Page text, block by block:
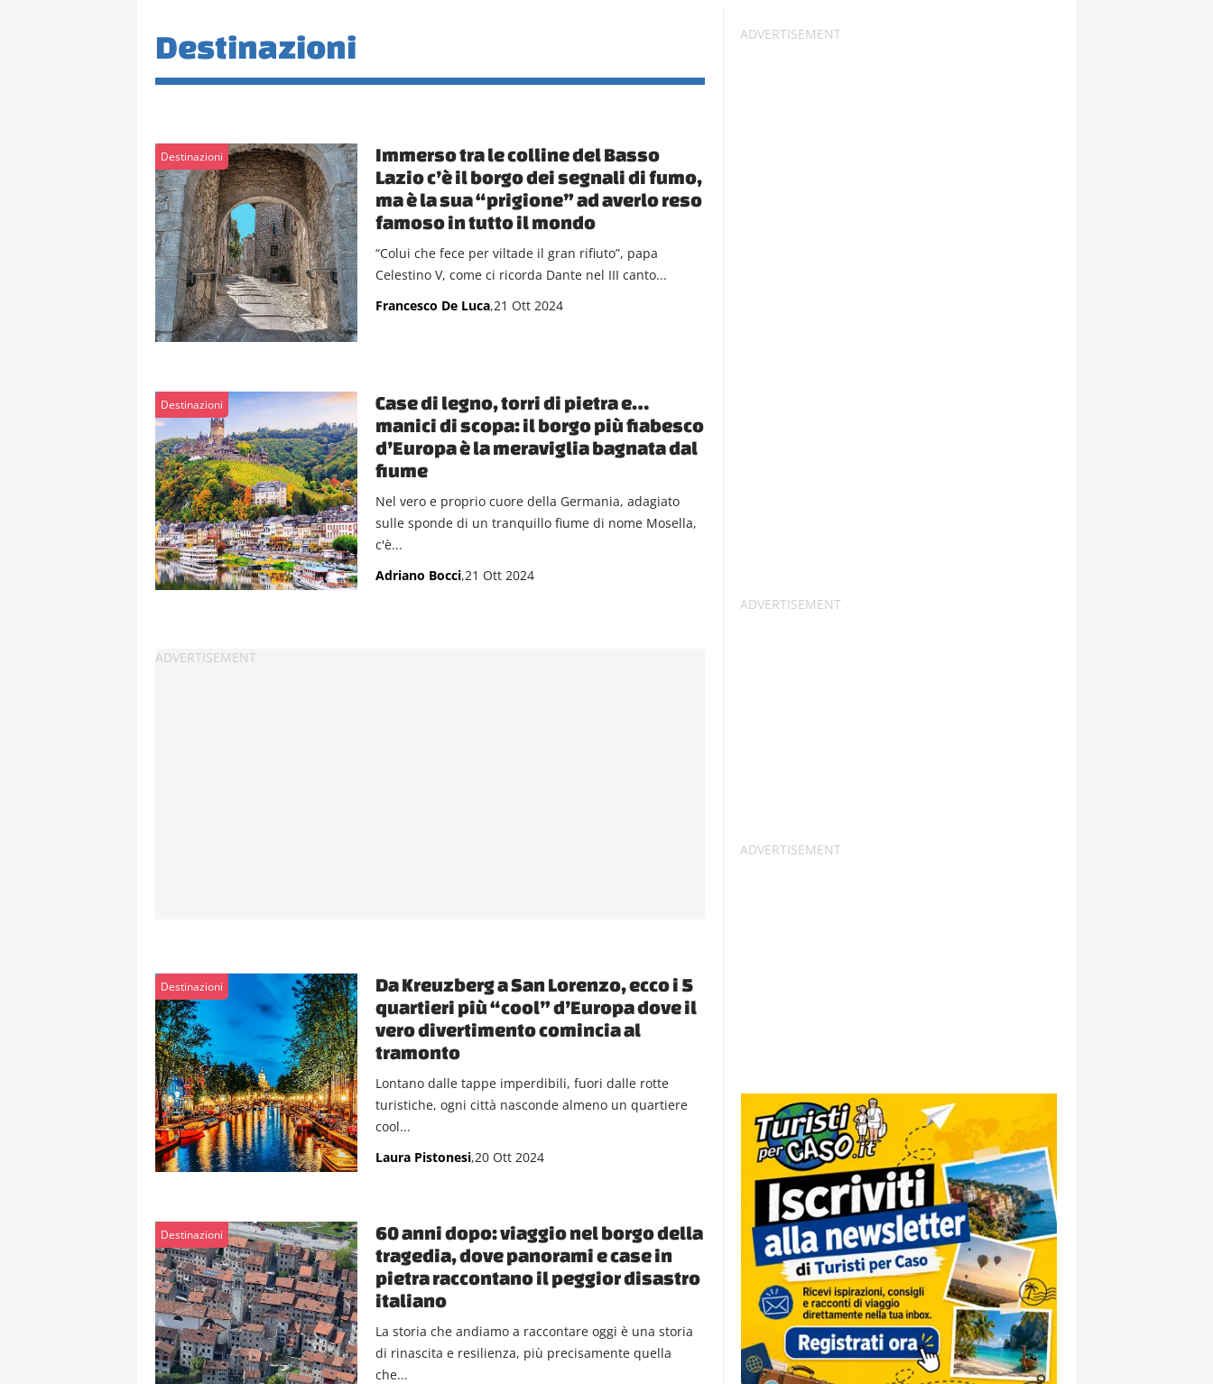
Destinazioni
Destinazioni
Immerso tra le colline del Basso
Lazio c’è il borgo dei segnali di fumo,
ma è la sua “prigione” ad averlo reso
famoso in tutto il mondo
“Colui che fece per viltade il gran rifiuto”, papa
Celestino V, come ci ricorda Dante nel III canto...
Francesco De Luca,21 Ott 2024
Destinazioni
Case di legno, torri di pietra e…
manici di scopa: il borgo più fiabesco
d’Europa è la meraviglia bagnata dal
fiume
Nel vero e proprio cuore della Germania, adagiato
sulle sponde di un tranquillo fiume di nome Mosella,
c'è...
Adriano Bocci,21 Ott 2024
Destinazioni
Da Kreuzberg a San Lorenzo, ecco i 5
quartieri più “cool” d’Europa dove il
vero divertimento comincia al
tramonto
Lontano dalle tappe imperdibili, fuori dalle rotte
turistiche, ogni città nasconde almeno un quartiere
cool...
Laura Pistonesi,20 Ott 2024
Destinazioni
60 anni dopo: viaggio nel borgo della
tragedia, dove panorami e case in
pietra raccontano il peggior disastro
italiano
La storia che andiamo a raccontare oggi è una storia
di rinascita e resilienza, più precisamente quella
che...